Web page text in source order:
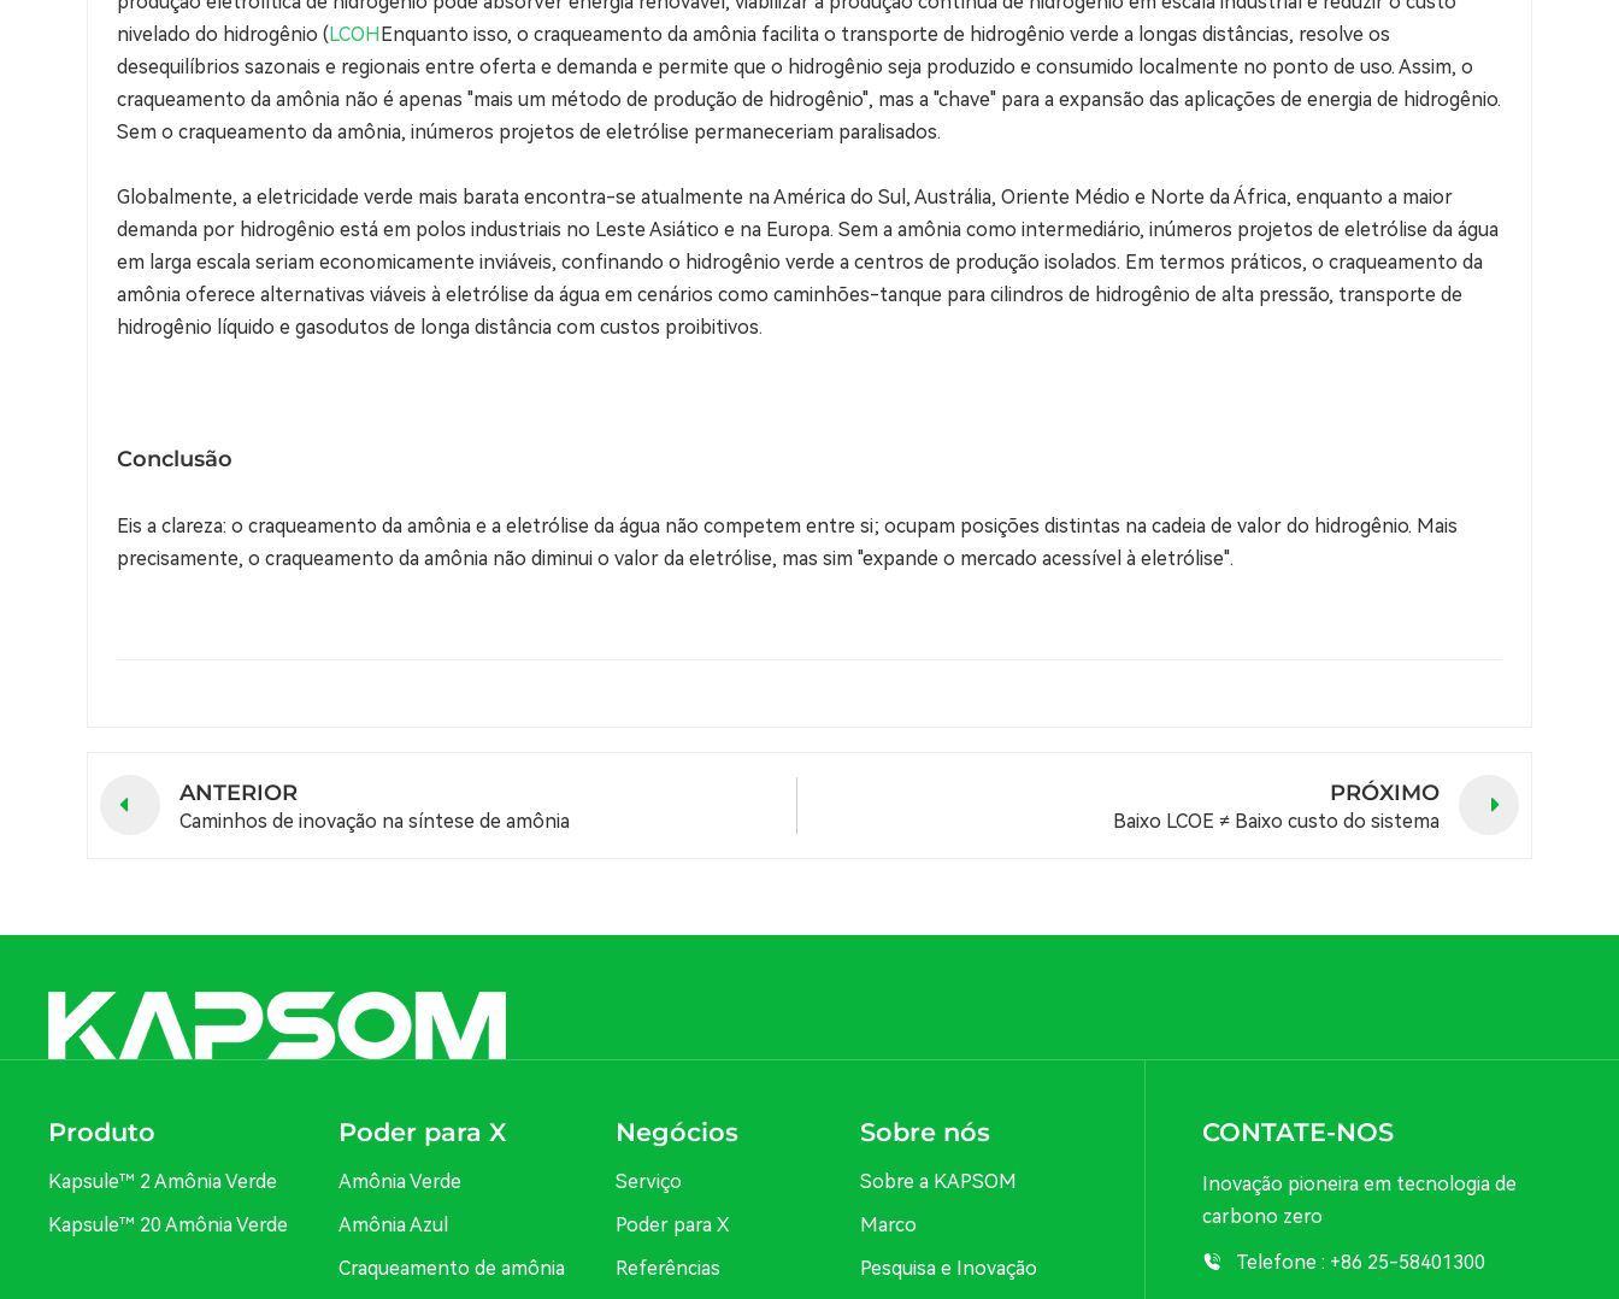
nivelado do hidrogênio (LCOHEnquanto isso, o craqueamento da amônia facilita o transporte de hidrogênio verde a longas distâncias, resolve os
desequilíbrios sazonais e regionais entre oferta e demanda e permite que o hidrogênio seja produzido e consumido localmente no ponto de uso. Assim, o
craqueamento da amônia não é apenas "mais um método de produção de hidrogênio", mas a "chave" para a expansão das aplicações de energia de hidrogênio.
Sem o craqueamento da amônia, inúmeros projetos de eletrólise permaneceriam paralisados.
Globalmente, a eletricidade verde mais barata encontra-se atualmente na América do Sul, Austrália, Oriente Médio e Norte da África, enquanto a maior
demanda por hidrogênio está em polos industriais no Leste Asiático e na Europa. Sem a amônia como intermediário, inúmeros projetos de eletrólise da água
em larga escala seriam economicamente inviáveis, confinando o hidrogênio verde a centros de produção isolados. Em termos práticos, o craqueamento da
amônia oferece alternativas viáveis ​​à eletrólise da água em cenários como caminhões-tanque para cilindros de hidrogênio de alta pressão, transporte de
hidrogênio líquido e gasodutos de longa distância com custos proibitivos.
Conclusão
Eis a clareza: o craqueamento da amônia e a eletrólise da água não competem entre si; ocupam posições distintas na cadeia de valor do hidrogênio. Mais
precisamente, o craqueamento da amônia não diminui o valor da eletrólise, mas sim "expande o mercado acessível à eletrólise".
ANTERIOR
Caminhos de inovação na síntese de amônia
PRÓXIMO
Baixo LCOE ≠ Baixo custo do sistema
Produto
Kapsule™ 2 Amônia Verde
Kapsule™ 20 Amônia Verde
Poder para X
Amônia Verde
Amônia Azul
Craqueamento de amônia
Negócios
Serviço
Poder para X
Referências
Sobre nós
Sobre a KAPSOM
Marco
Pesquisa e Inovação
CONTATE-NOS
Inovação pioneira em tecnologia de
carbono zero
Telefone : +86 25-58401300